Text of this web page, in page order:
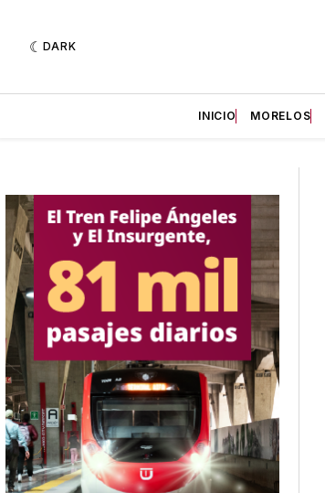
DARK
INICIO MORELOS